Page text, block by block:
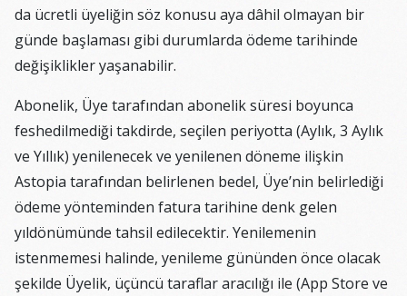
da ücretli üyeliğin söz konusu aya dâhil olmayan bir
günde başlaması gibi durumlarda ödeme tarihinde
değişiklikler yaşanabilir.
Abonelik, Üye tarafından abonelik süresi boyunca
feshedilmediği takdirde, seçilen periyotta (Aylık, 3 Aylık
ve Yıllık) yenilenecek ve yenilenen döneme ilişkin
Astopia tarafından belirlenen bedel, Üye’nin belirlediği
ödeme yönteminden fatura tarihine denk gelen
yıldönümünde tahsil edilecektir. Yenilemenin
istenmemesi halinde, yenileme gününden önce olacak
şekilde Üyelik, üçüncü taraflar aracılığı ile (App Store ve